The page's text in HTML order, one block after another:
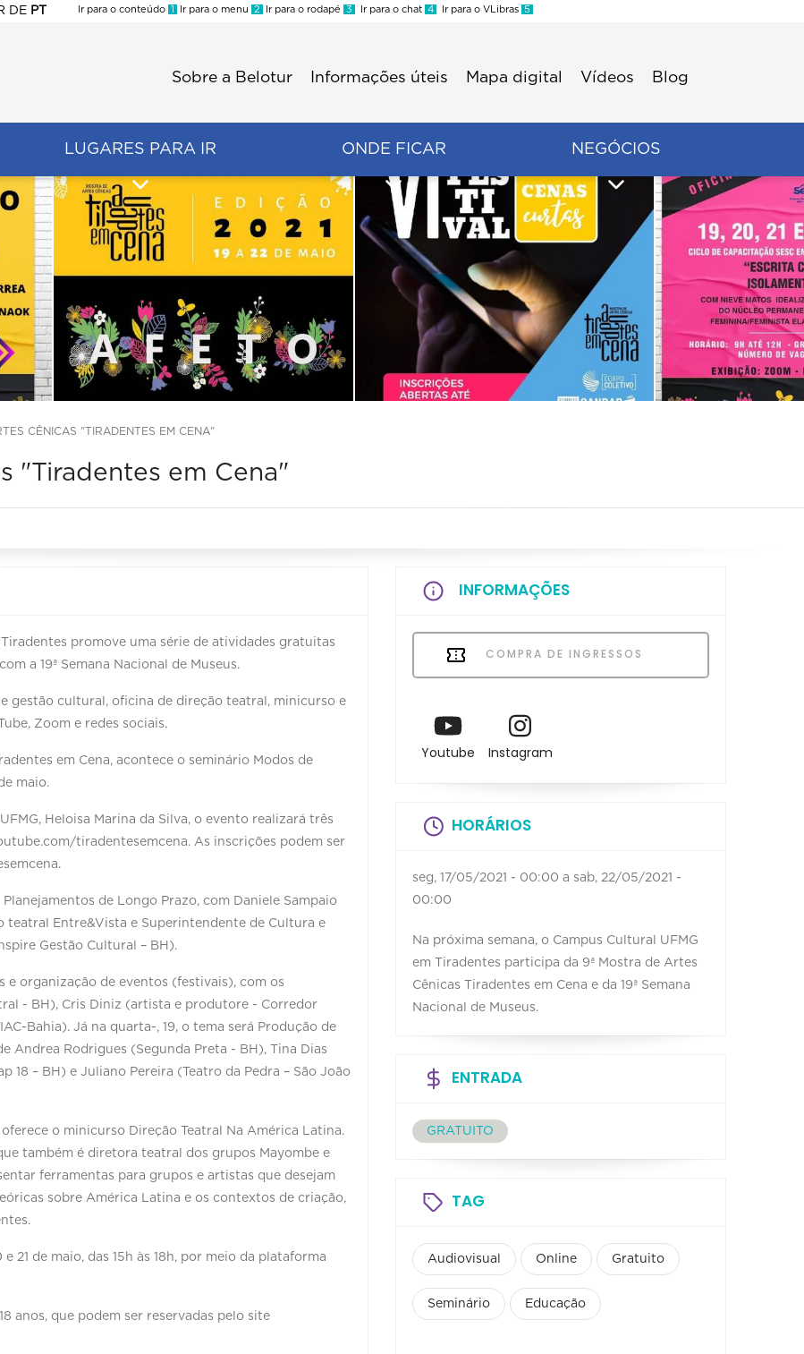
DE PT
Ir para o conteúdo 1 Ir para o menu 2 Ir para o rodapé 3 Ir para o chat 4 Ir para o VLibras 5
Sobre a Belotur Informações úteis Mapa digital Vídeos Blog
LUGARES PARA IR ONDE FICAR NEGÓCIOS
CÊNICAS "TIRADENTES EM CENA"
"Tiradentes em Cena"
promove uma série de atividades gratuitas
a 19ª Semana Nacional de Museus.
gestão cultural, oficina de direção teatral, minicurso e
Zoom e redes sociais.
em Cena, acontece o seminário Modos de
maio.
Heloisa Marina da Silva, o evento realizará três
tiradentesemcena. As inscrições podem ser
de Longo Prazo, com Daniele Sampaio
teatral Entre&Vista e Superintendente de Cultura e
Gestão Cultural – BH).
e organização de eventos (festivais), com os
- BH), Cris Diniz (artista e produtore - Corredor
Bahia). Já na quarta-, 19, o tema será Produção de
Andrea Rodrigues (Segunda Preta - BH), Tina Dias
18 – BH) e Juliano Pereira (Teatro da Pedra – São João
o minicurso Direção Teatral Na América Latina.
também é diretora teatral dos grupos Mayombe e
ferramentas para grupos e artistas que desejam
sobre América Latina e os contextos de criação,
21 de maio, das 15h às 18h, por meio da plataforma
anos, que podem ser reservadas pelo site
INFORMAÇÕES
COMPRA DE INGRESSOS
Youtube Instagram
HORÁRIOS
seg, 17/05/2021 - 00:00 a sab, 22/05/2021 -
00:00
Na próxima semana, o Campus Cultural UFMG
em Tiradentes participa da 9ª Mostra de Artes
Cênicas Tiradentes em Cena e da 19ª Semana
Nacional de Museus.
ENTRADA
GRATUITO
TAG
Audiovisual Online Gratuito
Seminário Educação